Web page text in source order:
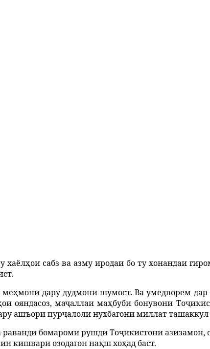
хаёлҳои сабз ва азму иродаи бо ту хонандаи
меҳмони дару дудмони шумост.Ва умедворем дар
ои ояндасоз,маҷаллаи маҳбуби бонувони Тоҷ
ашъорипурҷалолинухбагонимиллатташаккул
равандибомаромирушдиТоҷикистониазизамон,
инкишвариозодагоннақшхоҳадбаст.